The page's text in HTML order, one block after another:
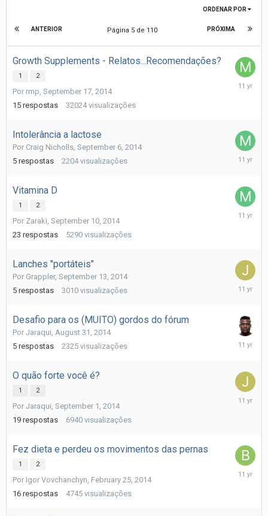
ORDENAR POR
ANTERIOR PRÓXIMA
Página 5 de 110
Growth Supplements - Relatos...Recomendações?
1 2
Por rmp September 17, 2014
15 respostas 32024 visualizações
Intolerância a lactose
Por Craig Nicholls September 6, 2014
5 respostas 2204 visualizações
Vitamina D
1 2
Por Zaraki September 10, 2014
23 respostas 5290 visualizações
Lanches "portáteis"
Por Grappler, September 13, 2014
5 respostas 3010 visualizações
Desafio para os (MUITO) gordos do fórum
Por Jaraqui August 31, 2014
5 respostas 2325 visualizações
O quão forte você é?
1 2
Por Jaraqui September 1, 2014
19 respostas 6940 visualizações
Fez dieta e perdeu os movimentos das pernas
1 2
Por Igor Vovchanchyn February 25, 2014
16 respostas 4745 visualizações